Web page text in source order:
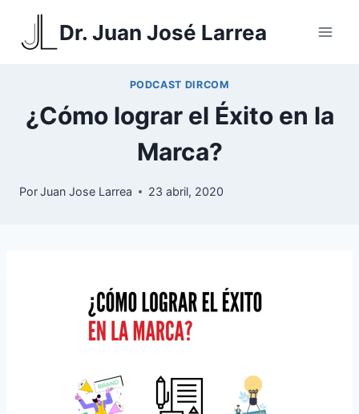
Saltar
Dr. Juan José Larrea
PODCAST DIRCOM
¿Cómo lograr el Éxito en la
Marca?
PorJuan Jose Larrea 23 abril, 2020